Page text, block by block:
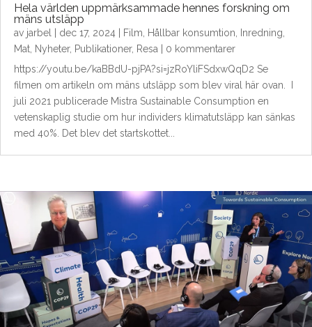
Hela världen uppmärksammade hennes forskning om
mäns utsläpp
av jarbel dec 17, 2024 Film Hållbar konsumtion Inredning
Mat Nyheter, Publikationer, Resa | 0 kommentarer
https://youtu.be/kaBBdU-pjPA?si=jzRoYliFSdxwQqD2 Se
filmen om artikeln om mäns utsläpp som blev viral här ovan. I
juli 2021 publicerade Mistra Sustainable Consumption en
vetenskaplig studie om hur individers klimatutsläpp kan sänkas
med 40%. Det blev det startskottet...